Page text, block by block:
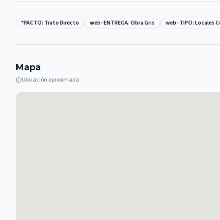
*PACTO: Trato Directo web- ENTREGA: Obra Gris web- TIPO: Locales
Mapa
Ubicación aproximada